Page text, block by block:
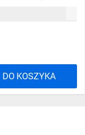
DO KOSZYKA